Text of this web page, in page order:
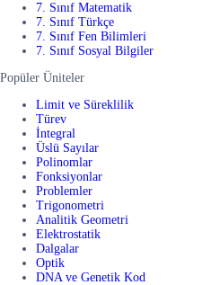
7. Sınıf Matematik
7. Sınıf Türkçe
7. Sınıf Fen Bilimleri
7. Sınıf Sosyal Bilgiler
Popüler Üniteler
Limit ve Süreklilik
Türev
İntegral
Üslü Sayılar
Polinomlar
Fonksiyonlar
Problemler
Trigonometri
Analitik Geometri
Elektrostatik
Dalgalar
Optik
DNA ve Genetik Kod